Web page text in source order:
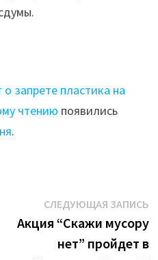
запрете пластика на
чтению появились
.
СЛЕДУЮЩАЯ ЗАПИСЬ
Акция “Скажи мусору
нет” пройдет в